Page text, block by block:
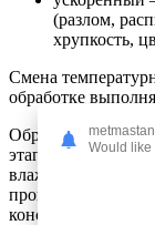
(разлом,
хрупкость,
Смена
обработке
Обработка в
этапа. Второй
влажности
процесс
конструирования
Would like